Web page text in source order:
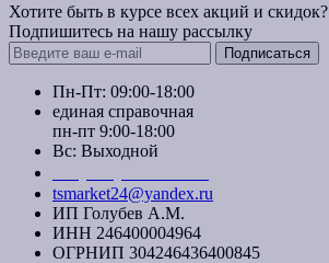
Хотите быть в курсе всех акций и скидок?
Подпишитесь на нашу рассылку
Подписаться
Пн-Пт: 09:00-18:00
единая справочная
пн-пт 9:00-18:00
Вс: Выходной
tsmarket24@yandex.ru
ИП Голубев А.М.
ИНН 246400004964
ОГРНИП 304246436400845